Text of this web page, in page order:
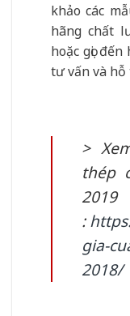
khảo các
hãng chất
hoặc gọi
tư vấn và hỗ
>
thép
2019
:
gia-
2018/